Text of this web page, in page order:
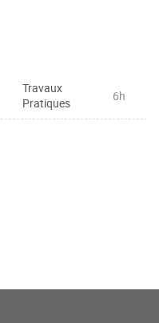
Travaux
Pratiques
6h